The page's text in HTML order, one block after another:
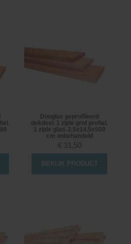
Douglas geprofileerd
dekdeel. 1 zijde grof profiel.
1 zijde glad. 2.5x14.5x500
cm onbehandeld
€ 31,50
BEKIJK PRODUCT